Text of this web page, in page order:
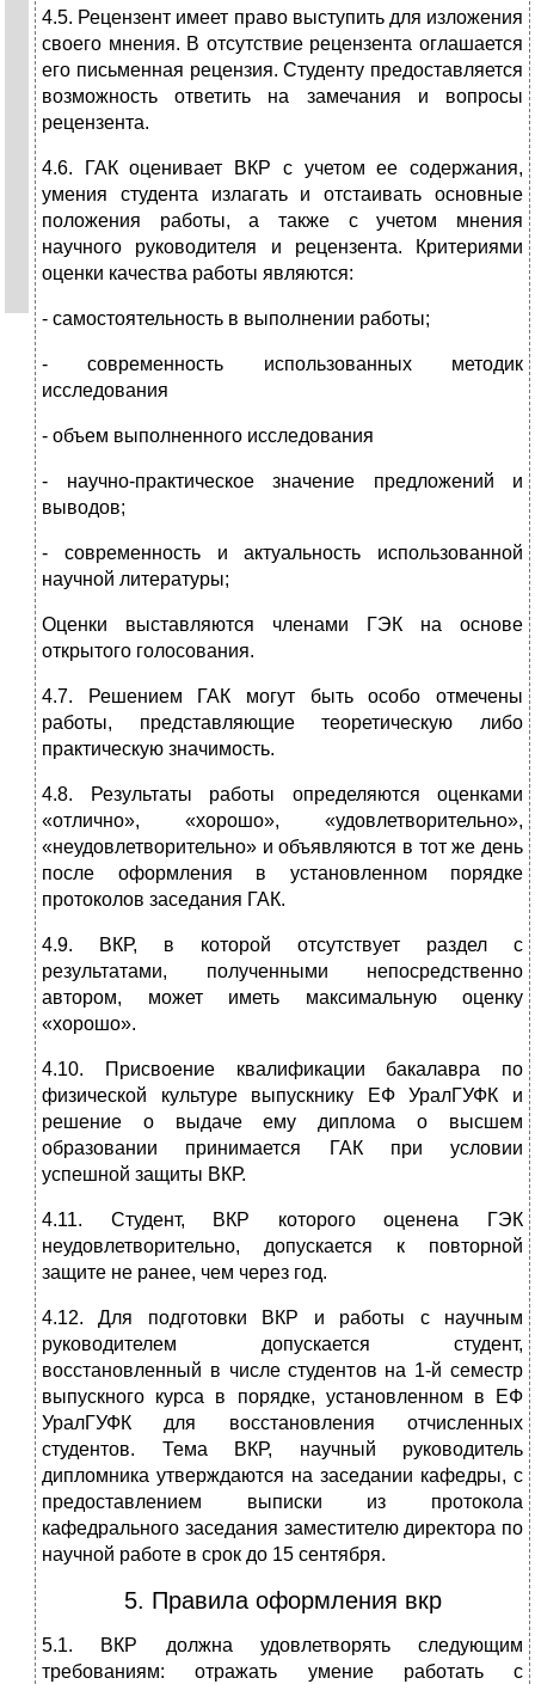
4.5. Рецензент имеет право выступить для изложения
своего мнения. В отсутствие рецензента оглашается
его письменная рецензия. Студенту предоставляется
возможность ответить на замечания и вопросы
рецензента.
4.6. ГАК оценивает ВКР с учетом ее содержания,
умения студента излагать и отстаивать основные
положения работы, а также с учетом мнения
научного руководителя и рецензента. Критериями
оценки качества работы являются:
- самостоятельность в выполнении работы;
- современность использованных методик
исследования
- объем выполненного исследования
- научно-практическое значение предложений и
выводов;
- современность и актуальность использованной
научной литературы;
Оценки выставляются членами ГЭК на основе
открытого голосования.
4.7. Решением ГАК могут быть особо отмечены
работы, представляющие теоретическую либо
практическую значимость.
4.8. Результаты работы определяются оценками
«отлично», «хорошо», «удовлетворительно»,
«неудовлетворительно» и объявляются в тот же день
после оформления в установленном порядке
протоколов заседания ГАК.
4.9. ВКР, в которой отсутствует раздел с
результатами, полученными непосредственно
автором, может иметь максимальную оценку
«хорошо».
4.10. Присвоение квалификации бакалавра по
физической культуре выпускнику ЕФ УралГУФК и
решение о выдаче ему диплома о высшем
образовании принимается ГАК при условии
успешной защиты ВКР.
4.11. Студент, ВКР которого оценена ГЭК
неудовлетворительно, допускается к повторной
защите не ранее, чем через год.
4.12. Для подготовки ВКР и работы с научным
руководителем допускается студент,
восстановленный в числе студентов на 1-й семестр
выпускного курса в порядке, установленном в ЕФ
УралГУФК для восстановления отчисленных
студентов. Тема ВКР, научный руководитель
дипломника утверждаются на заседании кафедры, с
предоставлением выписки из протокола
кафедрального заседания заместителю директора по
научной работе в срок до 15 сентября.
5. Правила оформления вкр
5.1. ВКР должна удовлетворять следующим
требованиям: отражать умение работать с